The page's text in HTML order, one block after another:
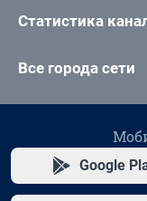
Статистика
Все города сети
Google